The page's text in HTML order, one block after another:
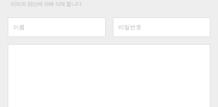
리자의 판단에 의해 삭제 합니다.